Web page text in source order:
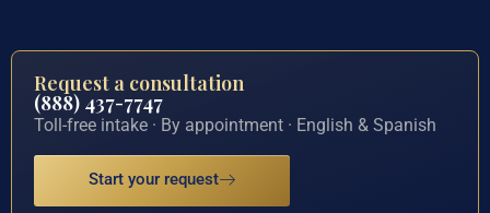
Request a consultation
(888) 437-7747
Toll-free intake · By appointment · English & Spanish
Start your request